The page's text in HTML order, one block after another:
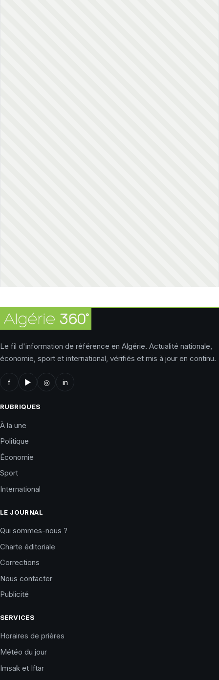
Le fil d'information de référence en Algérie. Actualité nationale,
économie, sport et international, vérifiés et mis à jour en continu.
f ▶ ◎ in
RUBRIQUES
À la une
Politique
Économie
Sport
International
LE JOURNAL
Qui sommes-nous ?
Charte éditoriale
Corrections
Nous contacter
Publicité
SERVICES
Horaires de prières
Météo du jour
Imsak et Iftar